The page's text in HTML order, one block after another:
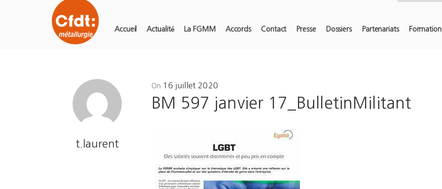
Accueil Actualité La FGMM Accords Contact Presse Dossiers Partenariats
t.laurent
On Posted
on
16 juillet 2020
BM 597 janvier 17_BulletinMilitant